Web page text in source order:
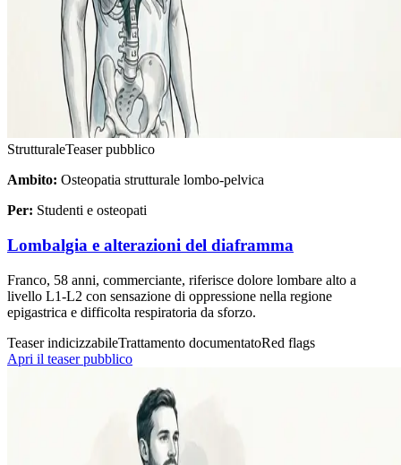
StrutturaleTeaser pubblico
Ambito: Osteopatia strutturale lombo-pelvica
Per: Studenti e osteopati
Lombalgia e alterazioni del diaframma
Franco, 58 anni, commerciante, riferisce dolore lombare alto a
livello L1-L2 con sensazione di oppressione nella regione
epigastrica e difficolta respiratoria da sforzo.
Teaser indicizzabileTrattamento documentatoRed flags
Apri il teaser pubblico